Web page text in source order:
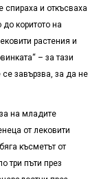
спираха и откъсваха
коритото на
растения и
– за тази
завързва, за да не
на младите
от лековити
късметът от
три пъти през